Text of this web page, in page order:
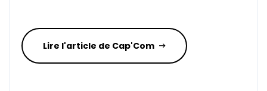
Lire l'article de Cap'Com